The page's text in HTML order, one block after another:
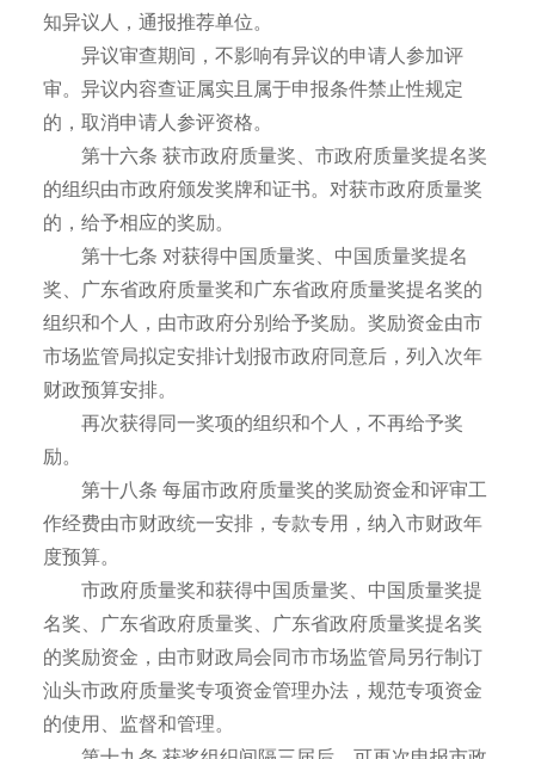
知异议人，通报推荐单位。
异议审查期间，不影响有异议的申请人参加评
审。异议内容查证属实且属于申报条件禁止性规定
的，取消申请人参评资格。
第十六条 获市政府质量奖、市政府质量奖提名奖
的组织由市政府颁发奖牌和证书。对获市政府质量奖
的，给予相应的奖励。
第十七条 对获得中国质量奖、中国质量奖提名
奖、广东省政府质量奖和广东省政府质量奖提名奖的
组织和个人，由市政府分别给予奖励。奖励资金由市
市场监管局拟定安排计划报市政府同意后，列入次年
财政预算安排。
再次获得同一奖项的组织和个人，不再给予奖
励。
第十八条 每届市政府质量奖的奖励资金和评审工
作经费由市财政统一安排，专款专用，纳入市财政年
度预算。
市政府质量奖和获得中国质量奖、中国质量奖提
名奖、广东省政府质量奖、广东省政府质量奖提名奖
的奖励资金，由市财政局会同市市场监管局另行制订
汕头市政府质量奖专项资金管理办法，规范专项资金
的使用、监督和管理。